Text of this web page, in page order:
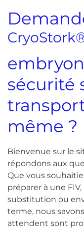
sécurité
même ?
Bienvenue sur le
répondons aux
Que vous
préparer à une
substitution ou
terme, nous
attendent sont